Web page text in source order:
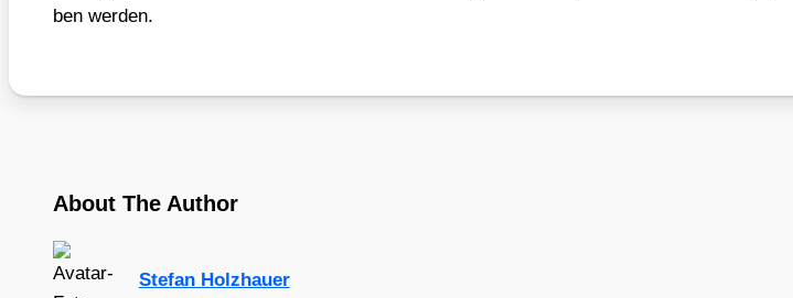
ben wer­den.
About The Author
Stefan Holzhauer